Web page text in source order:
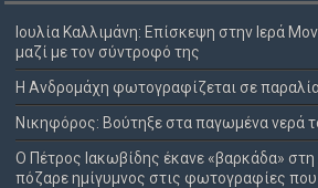
Ιουλία Καλλιμάνη: Επίσκεψη στην Ιερά
μαζί με τον σύντροφό της
Η Ανδρομάχη φωτογραφίζεται σε
Νικηφόρος: Βούτηξε στα παγωμένα νερά
Ο Πέτρος Ιακωβίδης έκανε «βαρκάδα» στη
πόζαρε ημίγυμνος στις φωτογραφίες